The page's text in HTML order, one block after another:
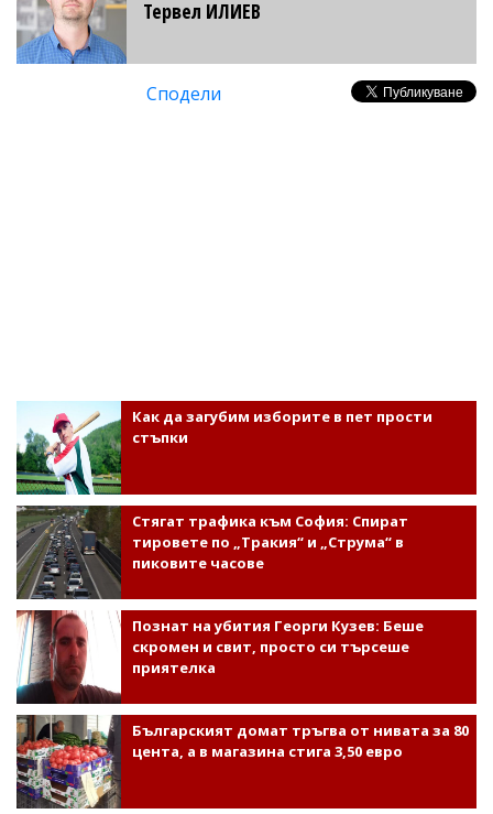
Тервел ИЛИЕВ
Сподели
Как да загубим изборите в пет прости
стъпки
Стягат трафика към София: Спират
тировете по „Тракия“ и „Струма“ в
пиковите часове
Познат на убития Георги Кузев: Беше
скромен и свит, просто си търсеше
приятелка
Българският домат тръгва от нивата за 80
цента, а в магазина стига 3,50 евро